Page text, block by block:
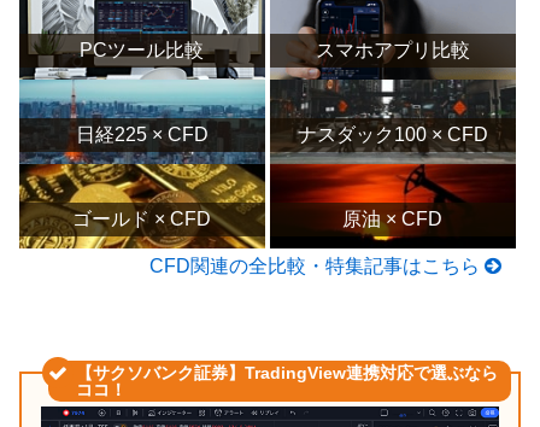
PCツール比較 スマホアプリ比較
日経225 × CFD ナスダック100 × CFD
ゴールド × CFD 原油 × CFD
CFD関連の全比較・特集記事はこちら
【サクソバンク証券】TradingView連携対応で選ぶなら
ココ！